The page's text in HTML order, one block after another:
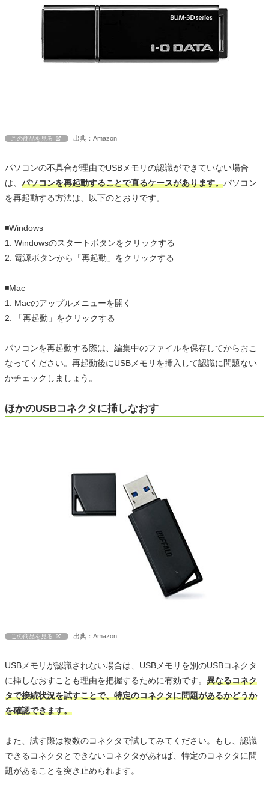
この商品を見る 出典：Amazon
パソコンの不具合が理由でUSBメモリの認識ができていない場合
は、 パソコンを再起動することで直るケースがあります。パソコン
を再起動する方法は、以下のとおりです。
◾️Windows
1. Windowsのスタートボタンをクリックする
2. 電源ボタンから「再起動」をクリックする
◾️Mac
1. Macのアップルメニューを開く
2. 「再起動」をクリックする
パソコンを再起動する際は、編集中のファイルを保存してからおこ
なってください。再起動後にUSBメモリを挿入して認識に問題ない
かチェックしましょう。
ほかのUSBコネクタに挿しなおす
この商品を見る 出典：Amazon
USBメモリが認識されない場合は、USBメモリを別のUSBコネクタ
に挿しなおすことも理由を把握するために有効です。 異なるコネク
タで接続状況を試すことで、特定のコネクタに問題があるかどうか
を確認できます。
また、試す際は複数のコネクタで試してみてください。もし、認識
できるコネクタとできないコネクタがあれば、特定のコネクタに問
題があることを突き止められます。